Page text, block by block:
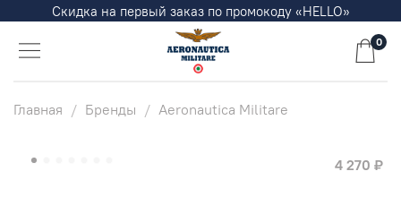
Скидка на первый заказ по промокоду «HELLO»
0
Главная Бренды Aeronautica Militare
4 270 ₽